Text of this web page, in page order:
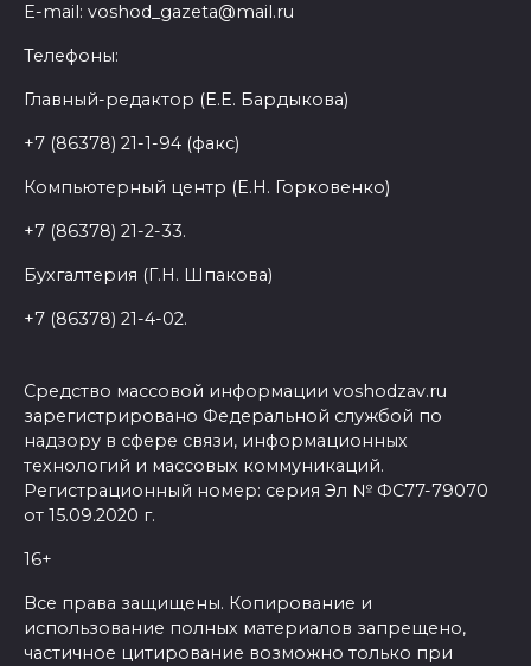
E-mail: voshod_gazeta@mail.ru
Телефоны:
Главный-редактор (Е.Е. Бардыкова)
+7 (86378) 21-1-94 (факс)
Компьютерный центр (Е.Н. Горковенко)
+7 (86378) 21-2-33.
Бухгалтерия (Г.Н. Шпакова)
+7 (86378) 21-4-02.
Средство массовой информации voshodzav.ru
зарегистрировано Федеральной службой по
надзору в сфере связи, информационных
технологий и массовых коммуникаций.
Регистрационный номер: серия Эл № ФС77-79070
от 15.09.2020 г.
16+
Все права защищены. Копирование и
использование полных материалов запрещено,
частичное цитирование возможно только при